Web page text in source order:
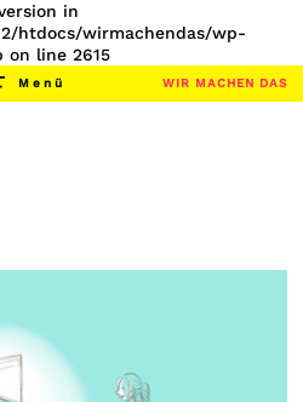
in
htdocs/wirmachendas/wp-
on line 2615
Menü WIR MACHEN DAS